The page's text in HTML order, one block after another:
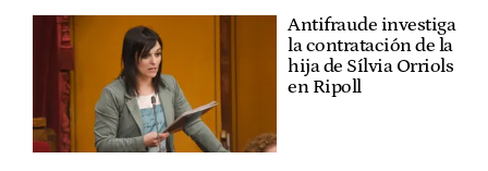
Antifraude investiga
la contratación de la
hija de Sílvia Orriols
en Ripoll